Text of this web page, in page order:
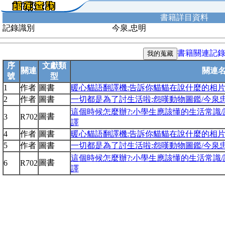
書籍詳目資料
記錄識別
今泉,忠明
書籍關連記錄
序
號
關連
文獻類
型
關連
1
作者 圖書
暖心貓語翻譯機:告訴你貓貓在說什麼的相
2
作者 圖書 一切都是為了討生活啦:怨嘆動物圖鑑/今泉
3 R702 圖書
這個時候怎麼辦?:小學生應該懂的生活常
譯
4
作者 圖書
暖心貓語翻譯機:告訴你貓貓在說什麼的相
5
作者 圖書 一切都是為了討生活啦:怨嘆動物圖鑑/今泉
6 R702 圖書
這個時候怎麼辦?:小學生應該懂的生活常
譯